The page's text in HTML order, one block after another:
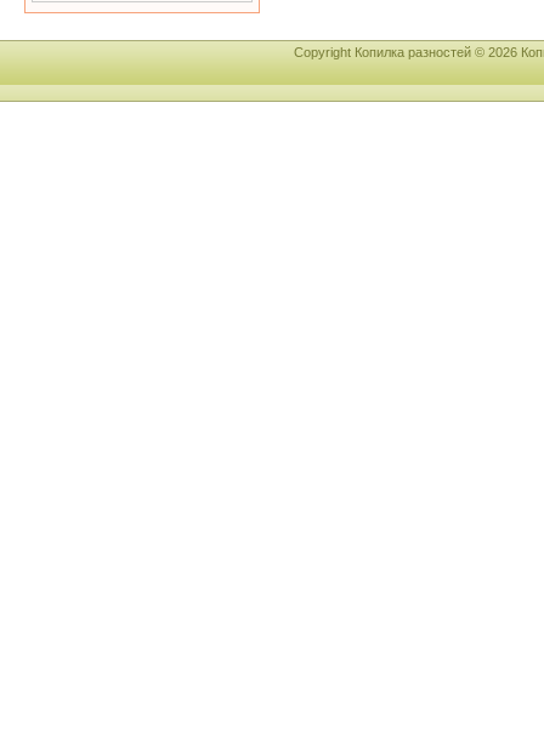
Copyright Копилка разностей © 2026